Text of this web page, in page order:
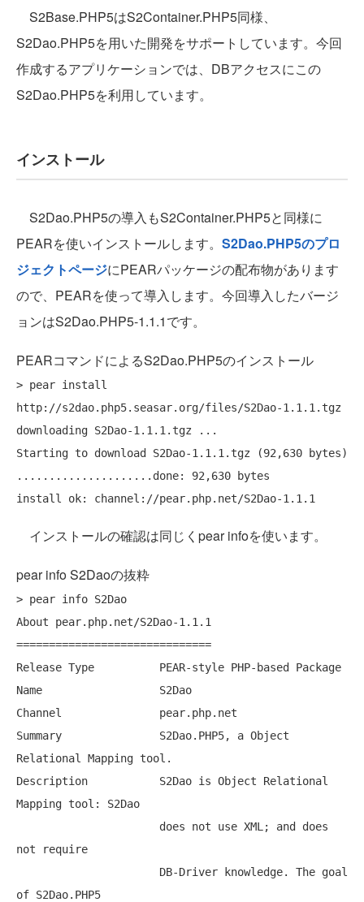
S2Base.PHP5はS2Container.PHP5同様、
S2Dao.PHP5を用いた開発をサポートしています。今回
作成するアプリケーションでは、DBアクセスにこの
S2Dao.PHP5を利用しています。
インストール
S2Dao.PHP5の導入もS2Container.PHP5と同様に
PEARを使いインストールします。 S2Dao.PHP5のプロ
ジェクトページにPEARパッケージの配布物があります
ので、PEARを使って導入します。今回導入したバージ
ョンはS2Dao.PHP5-1.1.1です。
PEARコマンドによるS2Dao.PHP5のインストール
> pear install
http://s2dao.php5.seasar.org/files/S2Dao-1.1.1.tgz
downloading S2Dao-1.1.1.tgz ...
Starting to download S2Dao-1.1.1.tgz (92,630 bytes)
.....................done: 92,630 bytes
インストールの確認は同じくpear infoを使います。
pear info S2Daoの抜粋
> pear info S2Dao
About pear.php.net/S2Dao-1.1.1
==============================
Release Type          PEAR-style PHP-based Package
Name                  S2Dao
Channel               pear.php.net
Summary               S2Dao.PHP5, a Object
Relational Mapping tool.
Description           S2Dao is Object Relational
Mapping tool: S2Dao
not require
of S2Dao.PHP5